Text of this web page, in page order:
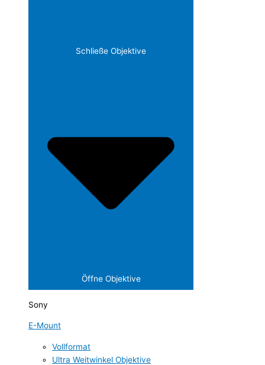
Schließe Objektive
Öffne Objektive
Sony
E-Mount
Vollformat
Ultra Weitwinkel Objektive